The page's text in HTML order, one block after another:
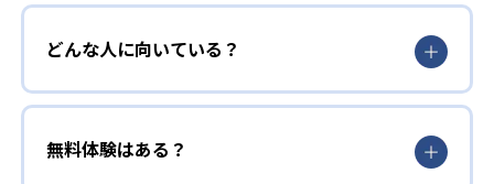
どんな人に向いている？
無料体験はある？